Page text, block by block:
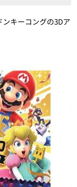
キーコングの3Dア